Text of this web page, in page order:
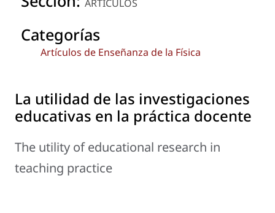
ARTÍCULOS
Categorías
Artículos de Enseñanza de la Física
La utilidad de las investigaciones
educativas en la práctica docente
The utility of educational research in
teaching practice